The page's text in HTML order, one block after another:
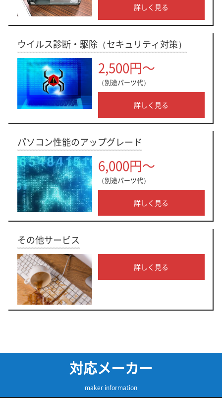
詳しく見る
ウイルス診断・駆除（セキュリティ対策）
2,500円～
（別途パーツ代）
詳しく見る
パソコン性能のアップグレード
6,000円～
（別途パーツ代）
詳しく見る
その他サービス
詳しく見る
対応メーカー
maker information